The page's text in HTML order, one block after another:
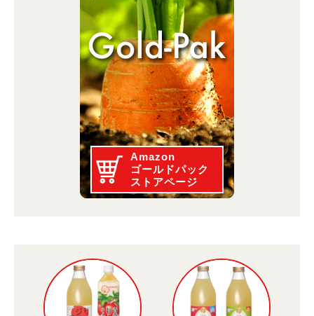
Amazon
ゴールドパック
ストアページ